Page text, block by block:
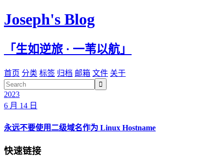
Joseph's Blog
「生如逆旅 · 一苇以航」
首页 分类 标签 归档 邮箱 文件 关于

2023
6 月 14 日
永远不要使用二级域名作为 Linux Hostname
快速链接